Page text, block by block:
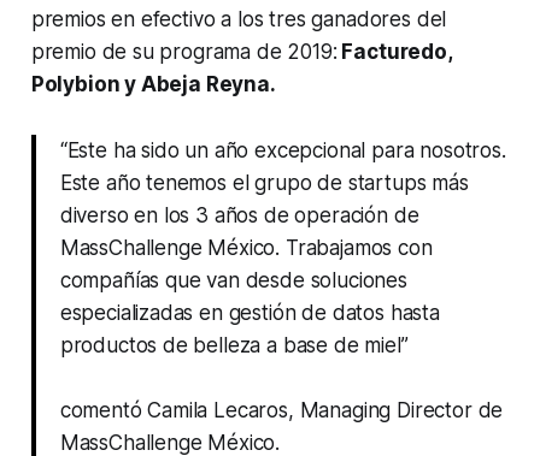
premios en efectivo a los tres ganadores del
premio de su programa de 2019: Facturedo,
Polybion y Abeja Reyna.
“Este ha sido un año excepcional para nosotros.
Este año tenemos el grupo de startups más
diverso en los 3 años de operación de
MassChallenge México. Trabajamos con
compañías que van desde soluciones
especializadas en gestión de datos hasta
productos de belleza a base de miel”
comentó Camila Lecaros, Managing Director de
MassChallenge México.